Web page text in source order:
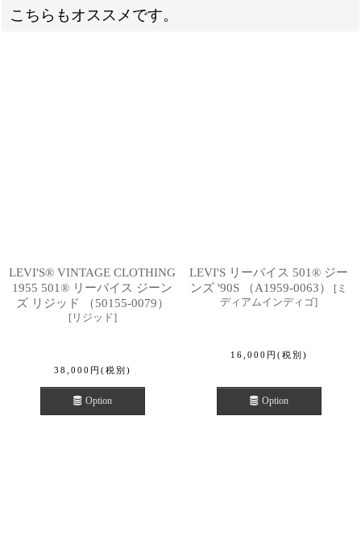
こちらもオススメです。
LEVI'S® VINTAGE CLOTHING
1955 501® リーバイス ジーン
ズ リジッド （50155-0079）
[リジッド]
38,000 円 (税別)
Option
LEVI'S リーバイス 501® ジー
ンズ '90S （A1959-0063）
[ ミ
ディアムインディゴ]
16,000 円 (税別)
Option